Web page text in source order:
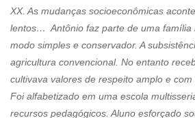
XX. As mudanças socioeconômicas
lentos… Antônio faz parte de uma família
modo simples e conservador. A
agricultura convencional. No entanto
cultivava valores de respeito amplo e com
Foi alfabetizado em uma escola
recursos pedagógicos. Aluno esforçado